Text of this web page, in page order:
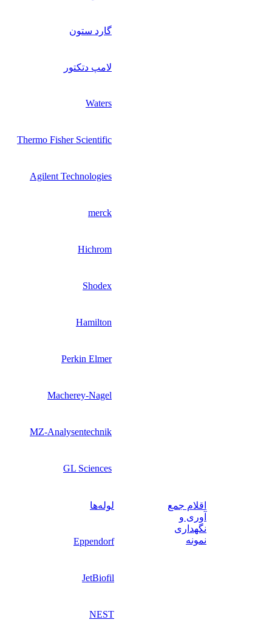
گارد ستون
لامپ دتکتور
Waters
Thermo Fisher Scientific
Agilent Technologies
merck
Hichrom
Shodex
Hamilton
Perkin Elmer
Macherey-Nagel
MZ-Analysentechnik
GL Sciences
اقلام جمع‌
آوری و
نگهداری
نمونه
لوله‌ها
Eppendorf
JetBiofil
NEST